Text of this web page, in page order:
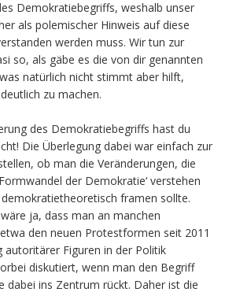
Demokratiebegriffs, weshalb unser
als polemischer Hinweis auf diese
werden muss. Wir tun zur
so, als gäbe es die von dir genannten
natürlich nicht stimmt aber hilft,
zu machen.
des Demokratiebegriffs hast du
Die Überlegung dabei war einfach zur
ob man die Veränderungen, die
der Demokratie‘ verstehen
framen sollte.
ja, dass man an manchen
den neuen Protestformen seit 2011
autoritärer Figuren in der Politik
diskutiert, wenn man den Begriff
dabei ins Zentrum rückt. Daher ist die